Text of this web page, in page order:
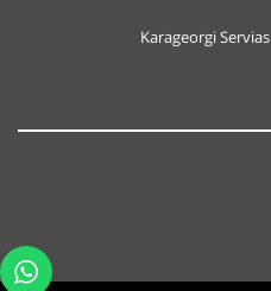
Karageorgi